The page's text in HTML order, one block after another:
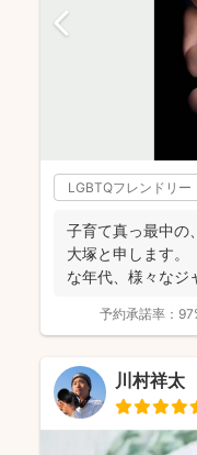
LGBTQフレンドリー
子育て真っ最中の
大塚と申します。
な年代、様々なジ
予約承諾率：
川村祥太